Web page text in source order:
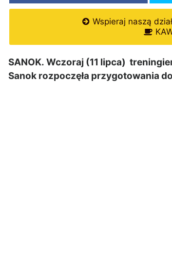
Wspieraj naszą
SANOK. Wczoraj (11 lipca)
Sanok rozpoczęła przygotowania